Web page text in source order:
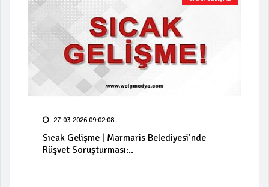
27-03-2026 09:02:08
Sıcak Gelişme | Marmaris Belediyesi’nde
Rüşvet Soruşturması:..